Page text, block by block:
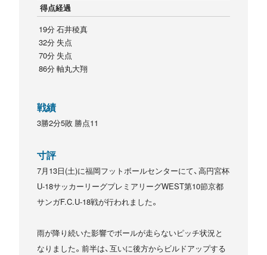
得点経過
19分 石井稜真
32分 失点
70分 失点
86分 軸丸大翔
戦績
3勝2分5敗 勝点11
寸評
7月13日(土)に福岡フットボールセンターにて、高円宮杯
U-18サッカーリーグプレミアリーグWEST第10節京都
サンガF.C.U-18戦が行われました。
雨が降り続いた影響でボールが走らないピッチ状況と
なりました。前半は、互いに後方からビルドアップする